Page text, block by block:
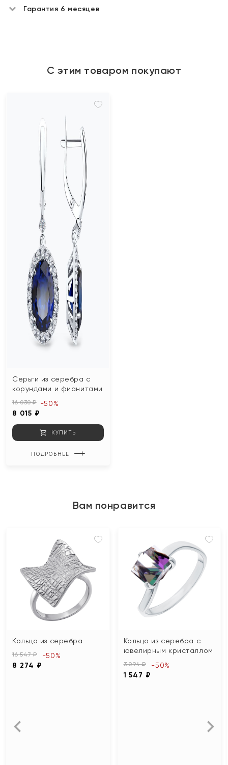
Гарантия 6 месяцев
С этим товаром покупают
Серьги из серебра с
корундами и фианитами
16 030 ₽
8 015 ₽
-50%
КУПИТЬ
ПОДРОБНЕЕ
Вам понравится
Кольцо из серебра
16 547 ₽
8 274 ₽
-50%
Кольцо из серебра с
ювелирным кристаллом
3 094 ₽
1 547 ₽
-50%